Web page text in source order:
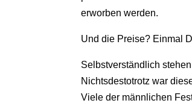
erworben werden.
Und die Preise? Einmal
Selbstverständlich
Nichtsdestotrotz war
Viele der männlichen